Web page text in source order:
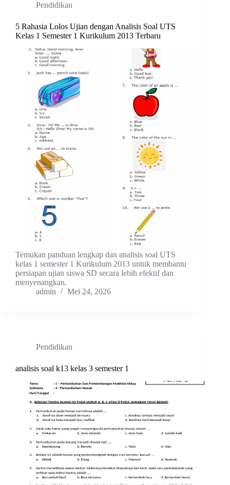
Pendidikan
5 Rahasia Lolos Ujian dengan Analisis Soal UTS
Kelas 1 Semester 1 Kurikulum 2013 Terbaru
Temukan panduan lengkap dan analisis soal UTS
kelas 1 semester 1 Kurikulum 2013 untuk membantu
persiapan ujian siswa SD secara lebih efektif dan
menyenangkan.
admin
Mei 24, 2026
Pendidikan
analisis soal k13 kelas 3 semester 1